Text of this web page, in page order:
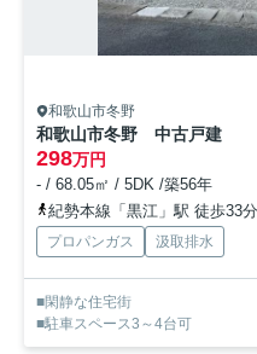
和歌山市冬野
和歌山市冬野 中古戸建
298万円
- / 68.05㎡ / 5DK /築56年
紀勢本線「黒江」駅 徒歩33分
プロパンガス 汲取排水
■閑静な住宅街
■駐車スペース3～4台可